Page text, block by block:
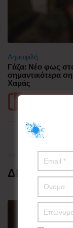
Δημοφιλή
Γάζα: Νέο φως
σημαντικότερα
Χαμάς
ΔΗΜΟΦΙΛΗ